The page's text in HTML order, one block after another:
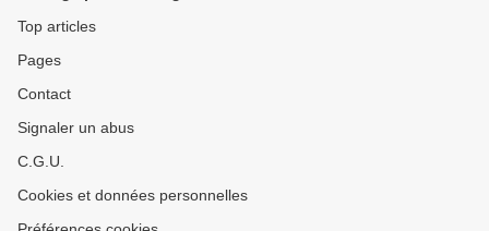
Top articles
Pages
Contact
Signaler un abus
C.G.U.
Cookies et données personnelles